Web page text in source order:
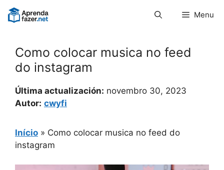
Pular
para
Menu
Como colocar musica no feed
do instagram
Última actualización: novembro 30, 2023
Autor: cwyfi
Início » Como colocar musica no feed do
instagram